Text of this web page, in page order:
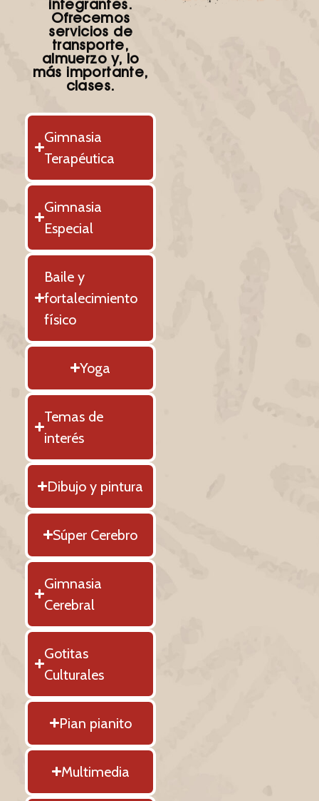
integrantes.
Ofrecemos
servicios de
transporte,
almuerzo y, lo
más importante,
clases.
Gimnasia
Terapéutica
Gimnasia
Especial
Baile y
fortalecimiento
físico
Yoga
Temas de
interés
Dibujo y pintura
Súper Cerebro
Gimnasia
Cerebral
Gotitas
Culturales
Pian pianito
Multimedia